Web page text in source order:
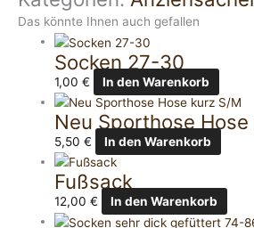
Das könnte Ihnen auch gefallen
Socken 27-30
1,00€ In den Warenkorb
Neu Sporthose Hose
5,50€ In den Warenkorb
Fußsack
12,00€ In den Warenkorb